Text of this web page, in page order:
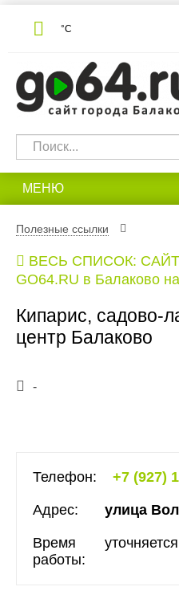
°С
МЕНЮ
Полезные ссылки
ВЕСЬ СПИСОК:
GO64.RU в Балаково
Кипарис, садово-
центр Балаково
-
Телефон: +7 (927)
Адрес: улица
Время
работы:
уточняется